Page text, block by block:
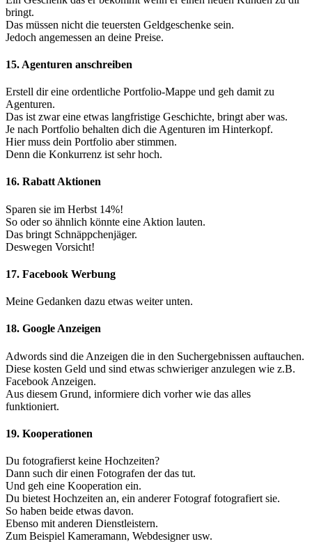
bringt.
Das müssen nicht die teuersten Geldgeschenke sein.
Jedoch angemessen an deine Preise.
15. Agenturen anschreiben
Erstell dir eine ordentliche Portfolio-Mappe und geh damit zu
Agenturen.
Das ist zwar eine etwas langfristige Geschichte, bringt aber was.
Je nach Portfolio behalten dich die Agenturen im Hinterkopf.
Hier muss dein Portfolio aber stimmen.
Denn die Konkurrenz ist sehr hoch.
16. Rabatt Aktionen
Sparen sie im Herbst 14%!
So oder so ähnlich könnte eine Aktion lauten.
Das bringt Schnäppchenjäger.
Deswegen Vorsicht!
17. Facebook Werbung
Meine Gedanken dazu etwas weiter unten.
18. Google Anzeigen
Adwords sind die Anzeigen die in den Suchergebnissen auftauchen.
Diese kosten Geld und sind etwas schwieriger anzulegen wie z.B.
Facebook Anzeigen.
Aus diesem Grund, informiere dich vorher wie das alles
funktioniert.
19. Kooperationen
Du fotografierst keine Hochzeiten?
Dann such dir einen Fotografen der das tut.
Und geh eine Kooperation ein.
Du bietest Hochzeiten an, ein anderer Fotograf fotografiert sie.
So haben beide etwas davon.
Ebenso mit anderen Dienstleistern.
Zum Beispiel Kameramann, Webdesigner usw.